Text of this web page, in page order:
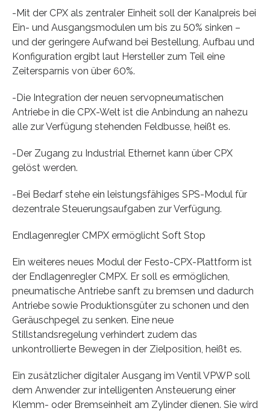
-Mit der CPX als zentraler Einheit soll der Kanalpreis bei
Ein- und Ausgangsmodulen um bis zu 50% sinken –
und der geringere Aufwand bei Bestellung, Aufbau und
Konfiguration ergibt laut Hersteller zum Teil eine
Zeitersparnis von über 60%.
-Die Integration der neuen servopneumatischen
Antriebe in die CPX-Welt ist die Anbindung an nahezu
alle zur Verfügung stehenden Feldbusse, heißt es.
-Der Zugang zu Industrial Ethernet kann über CPX
gelöst werden.
-Bei Bedarf stehe ein leistungsfähiges SPS-Modul für
dezentrale Steuerungsaufgaben zur Verfügung.
Endlagenregler CMPX ermöglicht Soft Stop
Ein weiteres neues Modul der Festo-CPX-Plattform ist
der Endlagenregler CMPX. Er soll es ermöglichen,
pneumatische Antriebe sanft zu bremsen und dadurch
Antriebe sowie Produktionsgüter zu schonen und den
Geräuschpegel zu senken. Eine neue
Stillstandsregelung verhindert zudem das
unkontrollierte Bewegen in der Zielposition, heißt es.
Ein zusätzlicher digitaler Ausgang im Ventil VPWP soll
dem Anwender zur intelligenten Ansteuerung einer
Klemm- oder Bremseinheit am Zylinder dienen. Sie wird